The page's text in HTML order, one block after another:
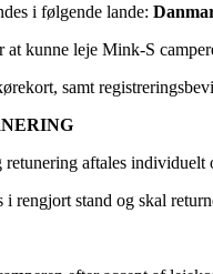
i følgende lande:
at kunne leje Mink-S
samt
aftales individuelt
rengjort stand og skal